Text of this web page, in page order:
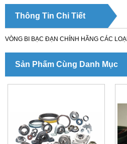
Thông Tin Chi Tiết
VÒNG BI BẠC ĐẠN CHÍNH HÃNG CÁC LOẠI
Sản Phẩm Cùng Danh Mục